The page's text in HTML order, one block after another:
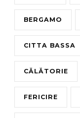
BERGAMO
CITTA BASSA
CĂLĂTORIE
FERICIRE